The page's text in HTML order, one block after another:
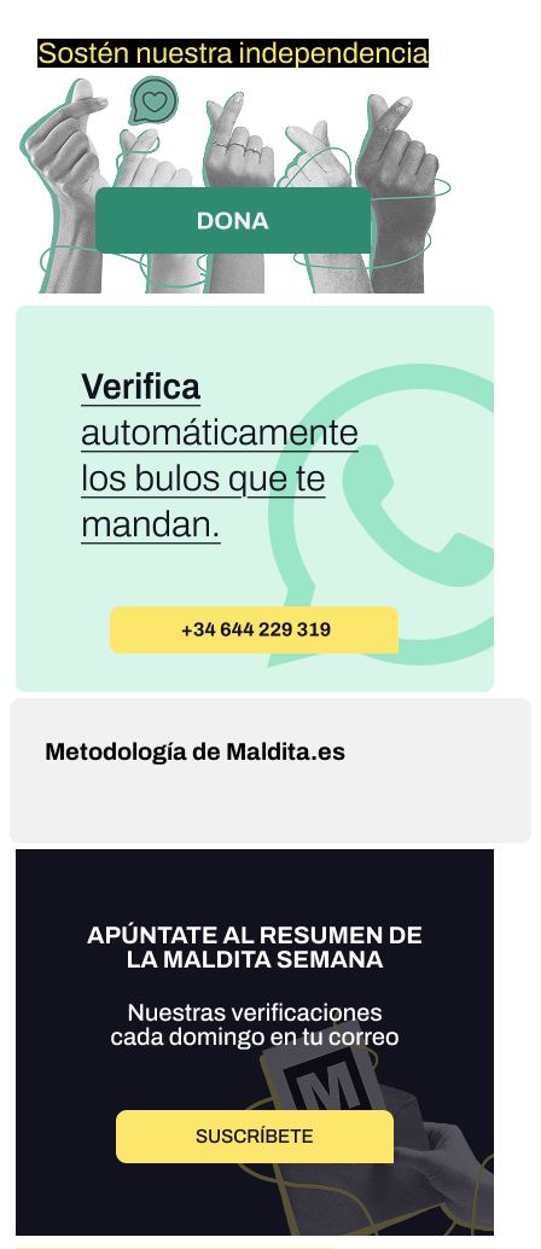
Metodología de Maldita.es